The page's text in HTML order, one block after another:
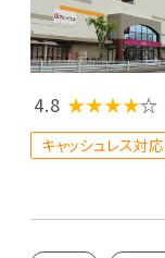
4.8 ★★★★☆
キャッシュレス対応